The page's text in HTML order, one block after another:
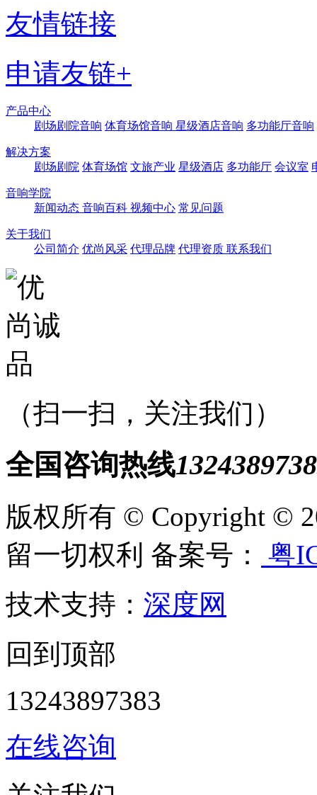
友情链接
申请友链+
产品中心
剧场剧院音响 体育场馆音响 星级酒店音响 多功能厅音响
解决方案
剧场剧院 体育场馆 文旅产业 星级酒店 多功能厅 会议室
音响学院
新闻动态 音响百科 视频中心 常见问题
关于我们
公司简介 优尚风采 代理品牌 代理资质 联系我们
（扫一扫，关注我们）
全国咨询热线
版权所有 © Copyright ©
留一切权利 备案号：
粤
技术支持： 深度网
回到顶部
13243897383
在线咨询